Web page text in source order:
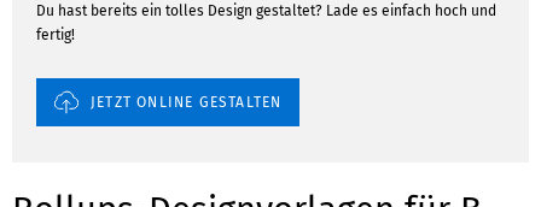
Du hast bereits ein tolles Design gestaltet? Lade es einfach hoch und
fertig!
JETZT ONLINE GESTALTEN